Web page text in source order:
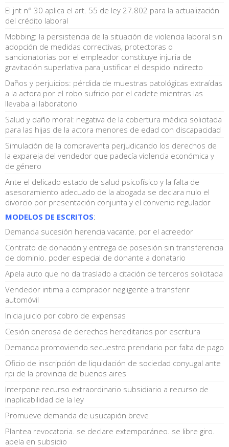
El jnt n° 30 aplica el art. 55 de ley 27.802 para la actualización
del crédito laboral
Mobbing: la persistencia de la situación de violencia laboral sin
adopción de medidas correctivas, protectoras o
sancionatorias por el empleador constituye injuria de
gravitación superlativa para justificar el despido indirecto
Daños y perjuicios: pérdida de muestras patológicas extraídas
a la actora por el robo sufrido por el cadete mientras las
llevaba al laboratorio
Salud y daño moral: negativa de la cobertura médica solicitada
para las hijas de la actora menores de edad con discapacidad
Simulación de la compraventa perjudicando los derechos de
la expareja del vendedor que padecía violencia económica y
de género
Ante el delicado estado de salud psicofísico y la falta de
asesoramiento adecuado de la abogada se declara nulo el
divorcio por presentación conjunta y el convenio regulador
MODELOS DE ESCRITOS:
Demanda sucesión herencia vacante. por el acreedor
Contrato de donación y entrega de posesión sin transferencia
de dominio. poder especial de donante a donatario
Apela auto que no da traslado a citación de terceros solicitada
Vendedor intima a comprador negligente a transferir
automóvil
Inicia juicio por cobro de expensas
Cesión onerosa de derechos hereditarios por escritura
Demanda promoviendo secuestro prendario por falta de pago
Oficio de inscripción de liquidación de sociedad conyugal ante
rpi de la provincia de buenos aires
Interpone recurso extraordinario subsidiario a recurso de
inaplicabilidad de la ley
Promueve demanda de usucapión breve
Plantea revocatoria. se declare extemporáneo. se libre giro.
apela en subsidio